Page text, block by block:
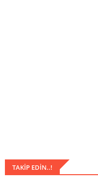
TAKIP EDIN..!